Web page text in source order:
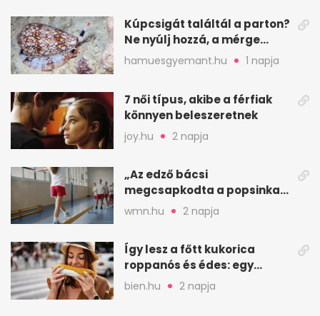
Kúpcsigát találtál a parton?
Ne nyúlj hozzá, a mérge
halálos is lehet
hamuesgyemant.hu 1 napja
7 női típus, akibe a férfiak
könnyen beleszeretnek
joy.hu 2 napja
„Az edző bácsi
megcsapkodta a popsinkat”
– Klára nyári táboros
wmn.hu 2 napja
Így lesz a főtt kukorica
roppanós és édes: egy
zöldséges trükkje
bien.hu 2 napja